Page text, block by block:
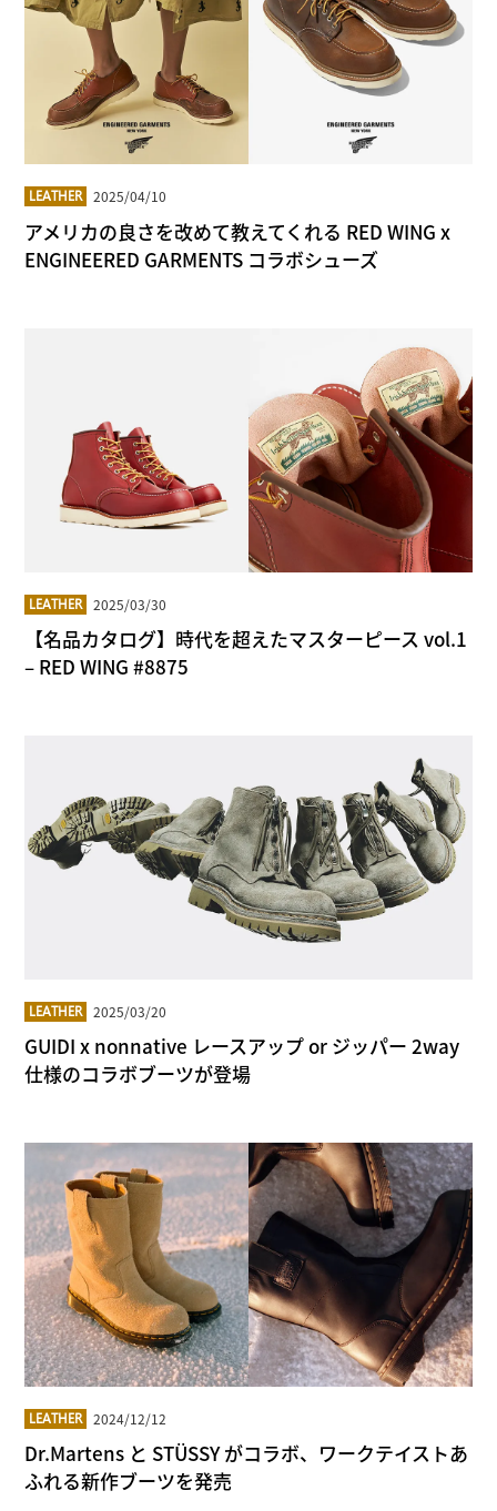
LEATHER 2025/04/10
アメリカの良さを改めて教えてくれる RED WING x
ENGINEERED GARMENTS コラボシューズ
LEATHER 2025/03/30
【名品カタログ】時代を超えたマスターピース vol.1
– RED WING #8875
LEATHER 2025/03/20
GUIDI x nonnative レースアップ or ジッパー 2way
仕様のコラボブーツが登場
LEATHER 2024/12/12
Dr.Martens と STÜSSY がコラボ、ワークテイストあ
ふれる新作ブーツを発売